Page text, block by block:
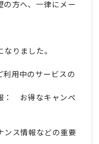
方へ、一律にメー
りました。
用中のサービスの
： お得なキャンペ
ス情報などの重要